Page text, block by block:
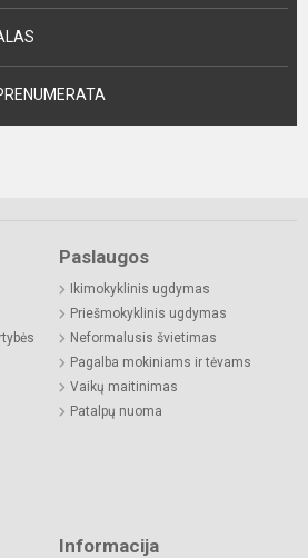
Paslaugos
Ikimokyklinis ugdymas
Priešmokyklinis ugdymas
Neformalusis švietimas
Pagalba mokiniams ir tėvams
Vaikų maitinimas
Patalpų nuoma
Informacija